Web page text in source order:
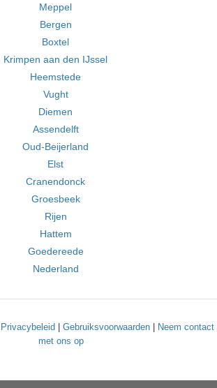
Meppel
Bergen
Boxtel
Krimpen aan den IJssel
Heemstede
Vught
Diemen
Assendelft
Oud-Beijerland
Elst
Cranendonck
Groesbeek
Rijen
Hattem
Goedereede
Nederland
Privacybeleid Gebruiksvoorwaarden
Neem contact
met ons op